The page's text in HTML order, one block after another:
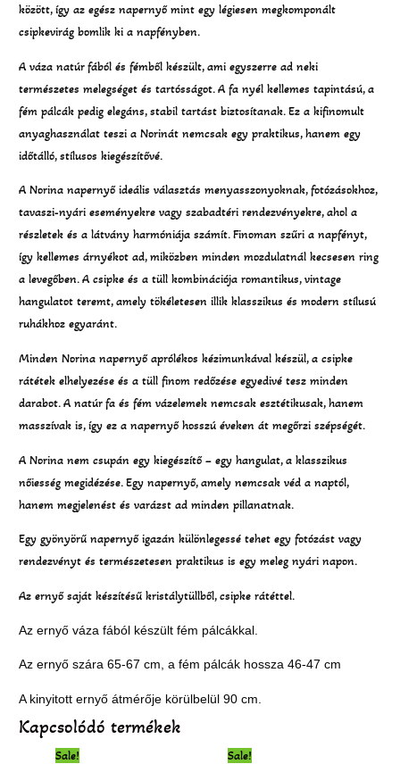
között, így az egész napernyő mint egy légiesen megkomponált
csipkevirág bomlik ki a napfényben.
A váza natúr fából és fémből készült, ami egyszerre ad neki
természetes melegséget és tartósságot. A fa nyél kellemes tapintású, a
fém pálcák pedig elegáns, stabil tartást biztosítanak. Ez a kifinomult
anyaghasználat teszi a Norinát nemcsak egy praktikus, hanem egy
időtálló, stílusos kiegészítővé.
A Norina napernyő ideális választás menyasszonyoknak, fotózásokhoz,
tavaszi-nyári eseményekre vagy szabadtéri rendezvényekre, ahol a
részletek és a látvány harmóniája számít. Finoman szűri a napfényt,
így kellemes árnyékot ad, miközben minden mozdulatnál kecsesen ring
a levegőben. A csipke és a tüll kombinációja romantikus, vintage
hangulatot teremt, amely tökéletesen illik klasszikus és modern stílusú
ruhákhoz egyaránt.
Minden Norina napernyő aprólékos kézimunkával készül, a csipke
rátétek elhelyezése és a tüll finom redőzése egyedivé tesz minden
darabot. A natúr fa és fém vázelemek nemcsak esztétikusak, hanem
masszívak is, így ez a napernyő hosszú éveken át megőrzi szépségét.
A Norina nem csupán egy kiegészítő – egy hangulat, a klasszikus
nőiesség megidézése. Egy napernyő, amely nemcsak véd a naptól,
hanem megjelenést és varázst ad minden pillanatnak.
Egy gyönyörű napernyő igazán különlegessé tehet egy fotózást vagy
rendezvényt és természetesen praktikus is egy meleg nyári napon.
Az ernyő saját készítésű kristálytüllből, csipke rátéttel.
Az ernyő váza fából készült fém pálcákkal.
Az ernyő szára 65-67 cm, a fém pálcák hossza 46-47 cm
A kinyitott ernyő átmérője körülbelül 90 cm.
Kapcsolódó termékek
Sale! Sale!